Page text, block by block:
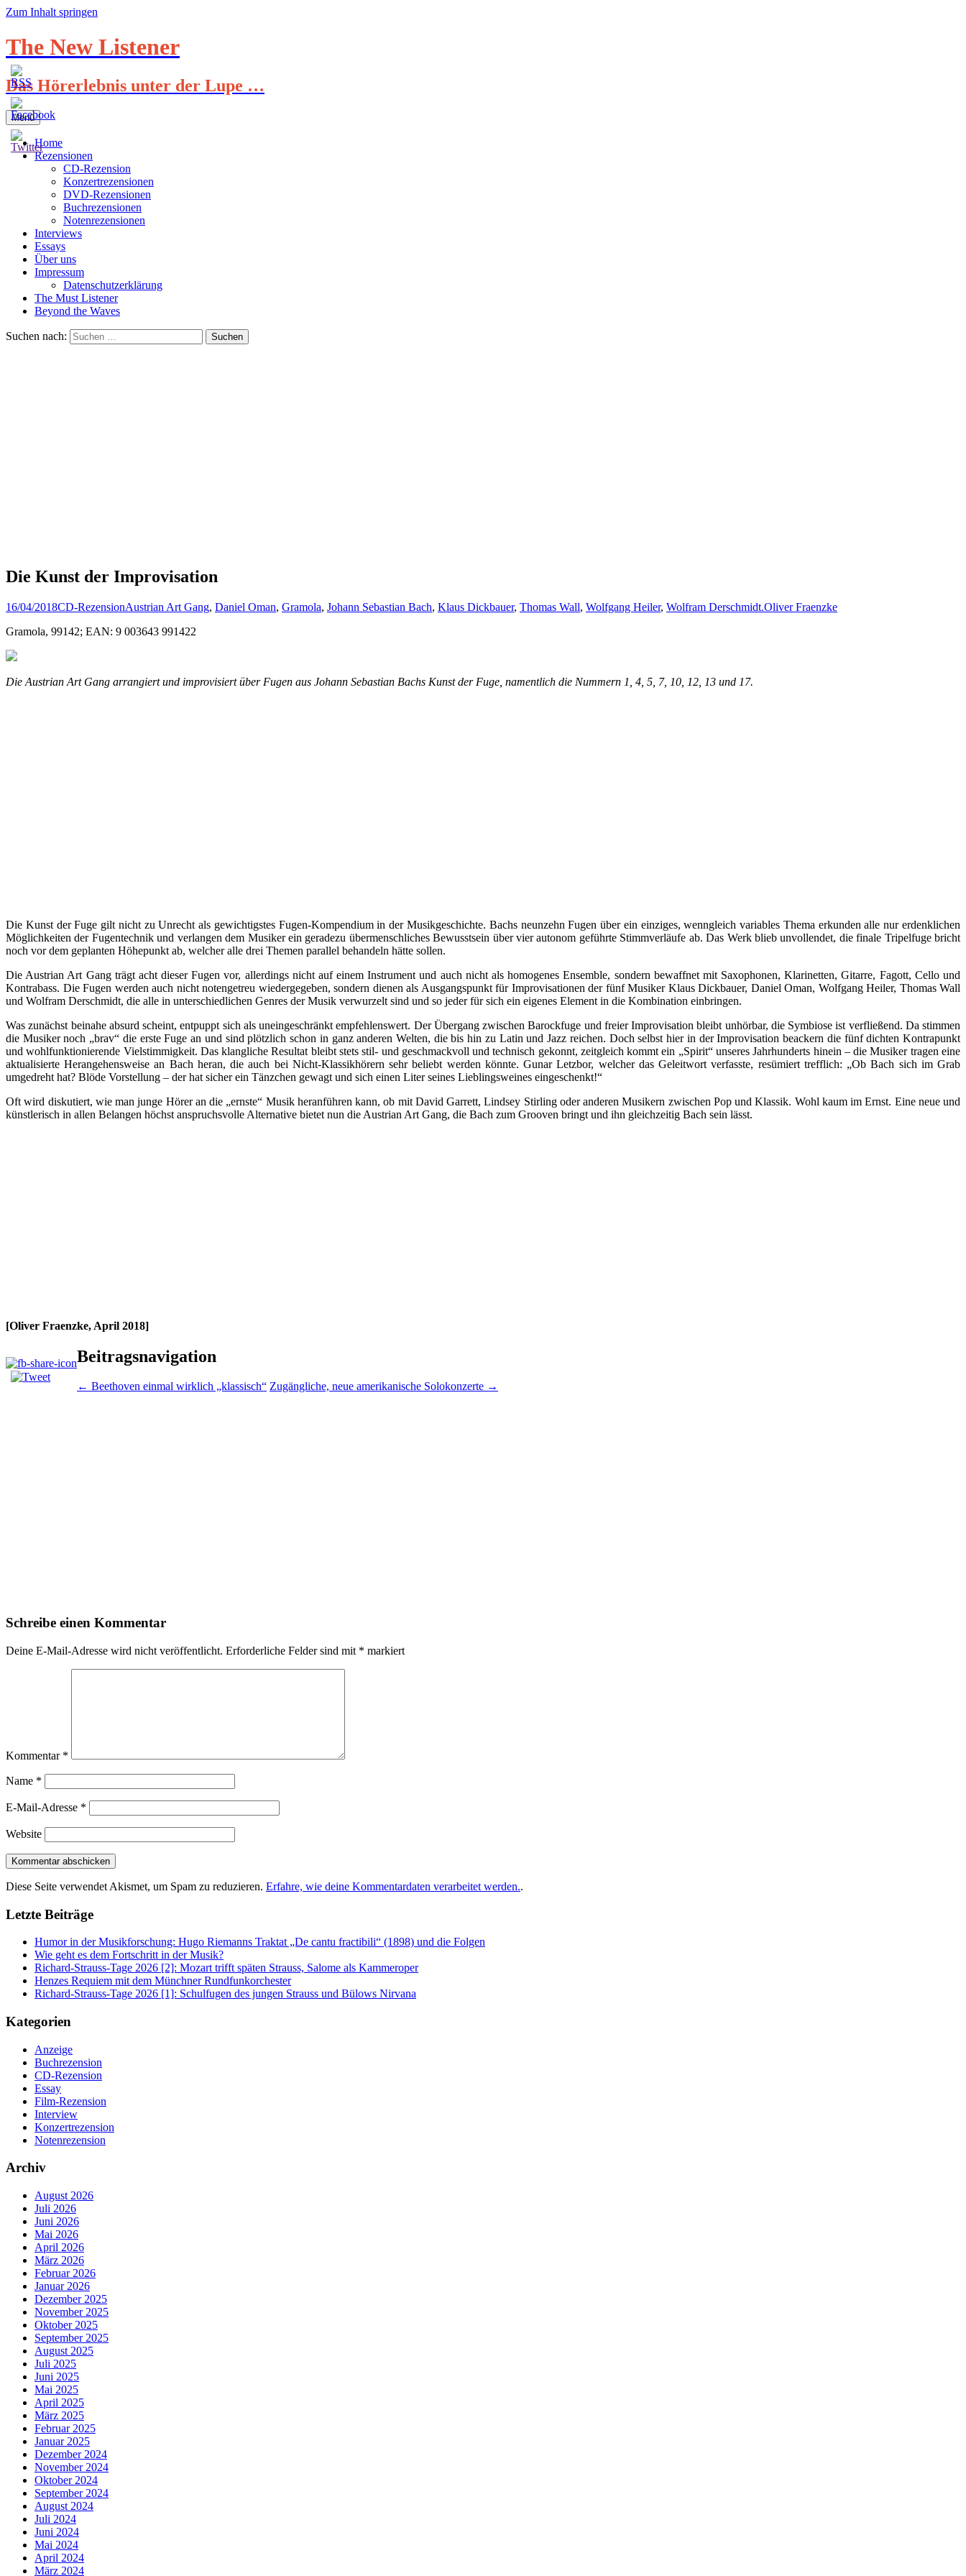
Zum Inhalt springen
The New Listener
Das Hörerlebnis unter der Lupe …
Menü
Home
Rezensionen
CD-Rezension
Konzertrezensionen
DVD-Rezensionen
Buchrezensionen
Notenrezensionen
Interviews
Essays
Über uns
Impressum
Datenschutzerklärung
The Must Listener
Beyond the Waves
Suchen nach:
Die Kunst der Improvisation
16/04/2018CD-RezensionAustrian Art Gang, Daniel Oman, Gramola, Johann Sebastian Bach, Klaus Dickbauer, Thomas Wall, Wolfgang Heiler, Wolfram Derschmidt.Oliver Fraenzke
Gramola, 99142; EAN: 9 003643 991422
Die Austrian Art Gang arrangiert und improvisiert über Fugen aus Johann Sebastian Bachs Kunst der Fuge, namentlich die Nummern 1, 4, 5, 7, 10, 12, 13 und 17.
Die Kunst der Fuge gilt nicht zu Unrecht als gewichtigstes Fugen-Kompendium in der Musikgeschichte. Bachs neunzehn Fugen über ein einziges, wenngleich variables Thema erkunden alle nur erdenklichen
Möglichkeiten der Fugentechnik und verlangen dem Musiker ein geradezu übermenschliches Bewusstsein über vier autonom geführte Stimmverläufe ab. Das Werk blieb unvollendet, die finale Tripelfuge bricht
noch vor dem geplanten Höhepunkt ab, welcher alle drei Themen parallel behandeln hätte sollen.
Die Austrian Art Gang trägt acht dieser Fugen vor, allerdings nicht auf einem Instrument und auch nicht als homogenes Ensemble, sondern bewaffnet mit Saxophonen, Klarinetten, Gitarre, Fagott, Cello und
Kontrabass. Die Fugen werden auch nicht notengetreu wiedergegeben, sondern dienen als Ausgangspunkt für Improvisationen der fünf Musiker Klaus Dickbauer, Daniel Oman, Wolfgang Heiler, Thomas Wall
und Wolfram Derschmidt, die alle in unterschiedlichen Genres der Musik verwurzelt sind und so jeder für sich ein eigenes Element in die Kombination einbringen.
Was zunächst beinahe absurd scheint, entpuppt sich als uneingeschränkt empfehlenswert. Der Übergang zwischen Barockfuge und freier Improvisation bleibt unhörbar, die Symbiose ist verfließend. Da stimmen
die Musiker noch „brav“ die erste Fuge an und sind plötzlich schon in ganz anderen Welten, die bis hin zu Latin und Jazz reichen. Doch selbst hier in der Improvisation beackern die fünf dichten Kontrapunkt
und wohlfunktionierende Vielstimmigkeit. Das klangliche Resultat bleibt stets stil- und geschmackvoll und technisch gekonnt, zeitgleich kommt ein „Spirit“ unseres Jahrhunderts hinein – die Musiker tragen eine
aktualisierte Herangehensweise an Bach heran, die auch bei Nicht-Klassikhörern sehr beliebt werden könnte. Gunar Letzbor, welcher das Geleitwort verfasste, resümiert trefflich: „Ob Bach sich im Grab
umgedreht hat? Blöde Vorstellung – der hat sicher ein Tänzchen gewagt und sich einen Liter seines Lieblingsweines eingeschenkt!“
Oft wird diskutiert, wie man junge Hörer an die „ernste“ Musik heranführen kann, ob mit David Garrett, Lindsey Stirling oder anderen Musikern zwischen Pop und Klassik. Wohl kaum im Ernst. Eine neue und
künstlerisch in allen Belangen höchst anspruchsvolle Alternative bietet nun die Austrian Art Gang, die Bach zum Grooven bringt und ihn gleichzeitig Bach sein lässt.
[Oliver Fraenzke, April 2018]
Beitragsnavigation
← Beethoven einmal wirklich „klassisch“ Zugängliche, neue amerikanische Solokonzerte →
Schreibe einen Kommentar
Deine E-Mail-Adresse wird nicht veröffentlicht. Erforderliche Felder sind mit * markiert
Kommentar *
Name *
E-Mail-Adresse *
Website
Diese Seite verwendet Akismet, um Spam zu reduzieren. Erfahre, wie deine Kommentardaten verarbeitet werden..
Letzte Beiträge
Humor in der Musikforschung: Hugo Riemanns Traktat „De cantu fractibili“ (1898) und die Folgen
Wie geht es dem Fortschritt in der Musik?
Richard-Strauss-Tage 2026 [2]: Mozart trifft späten Strauss, Salome als Kammeroper
Henzes Requiem mit dem Münchner Rundfunkorchester
Richard-Strauss-Tage 2026 [1]: Schulfugen des jungen Strauss und Bülows Nirvana
Kategorien
Anzeige
Buchrezension
CD-Rezension
Essay
Film-Rezension
Interview
Konzertrezension
Notenrezension
Archiv
August 2026
Juli 2026
Juni 2026
Mai 2026
April 2026
März 2026
Februar 2026
Januar 2026
Dezember 2025
November 2025
Oktober 2025
September 2025
August 2025
Juli 2025
Juni 2025
Mai 2025
April 2025
März 2025
Februar 2025
Januar 2025
Dezember 2024
November 2024
Oktober 2024
September 2024
August 2024
Juli 2024
Juni 2024
Mai 2024
April 2024
März 2024